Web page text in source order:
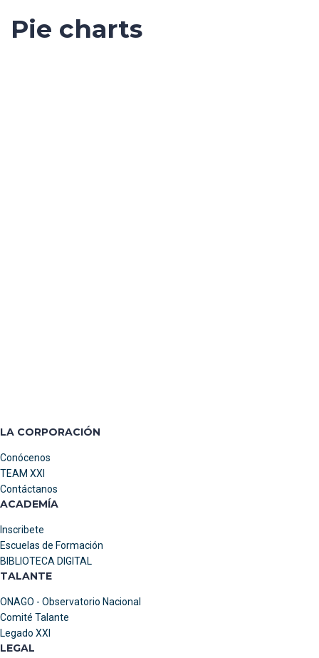
Pie charts
LA CORPORACIÓN
Conócenos
TEAM XXI
Contáctanos
ACADEMÍA
Inscribete
Escuelas de Formación
BIBLIOTECA DIGITAL
TALANTE
ONAGO - Observatorio Nacional
Comité Talante
Legado XXI
LEGAL